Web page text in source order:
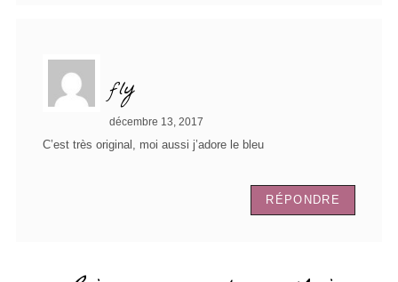
fly
décembre 13, 2017
C’est très original, moi aussi j’adore le bleu
RÉPONDRE